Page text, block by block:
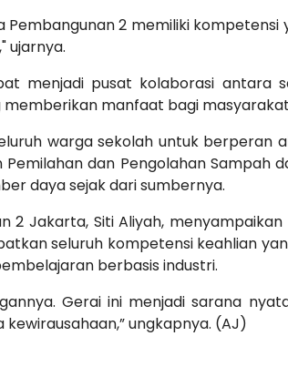
Pembangunan 2 memiliki
ujarnya.
menjadi pusat kolaborasi antara
manfaat bagi
warga sekolah untuk berperan
dan Pengolahan
daya sejak dari sumbernya.
2 Jakarta, Siti Aliyah,
seluruh kompetensi keahlian
berbasis industri.
Gerai ini menjadi sarana
ungkapnya. (AJ)